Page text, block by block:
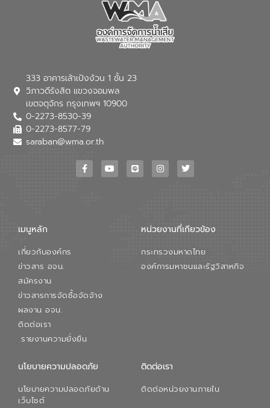
333 อาคารเล้าเป้งง้วน 1 ชั้น 23
วิภาวดีรังสิต แขวงจอมพล
เขตจตุจักร กรุงเทพฯ 10900
0-2273-8530-39
0-2273-8577-79
saraban@wma.or.th
เมนูหลัก
เกี่ยวกับองค์กร
ข่าวสาร อจน.
สมัครงาน
ข่าวสารการจัดซื้อจัดจ้าง
ผลงาน อจน.
ติดต่อเรา
รายงานความยั่งยืน
หน่วยงานที่เกียวข้อง
กระทรวงมหาดไทย
องค์การมหาชนและรัฐวิสาหกิจ
นโยบายความปลอดภัย
นโยบายความปลอดภัยด้าน
เว็บไซต์
ติดต่อเรา
ติดต่อหน่วยงานภายใน